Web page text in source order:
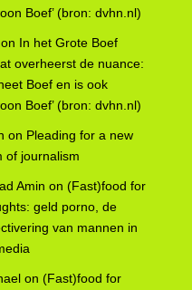
Boef’ (bron: dvhn.nl)
on In het Grote Boef
overheerst de nuance:
Boef en is ook
Boef’ (bron: dvhn.nl)
on Pleading for a new
of journalism
Amin on (Fast)food for
geld porno, de
van mannen in
on (Fast)food for